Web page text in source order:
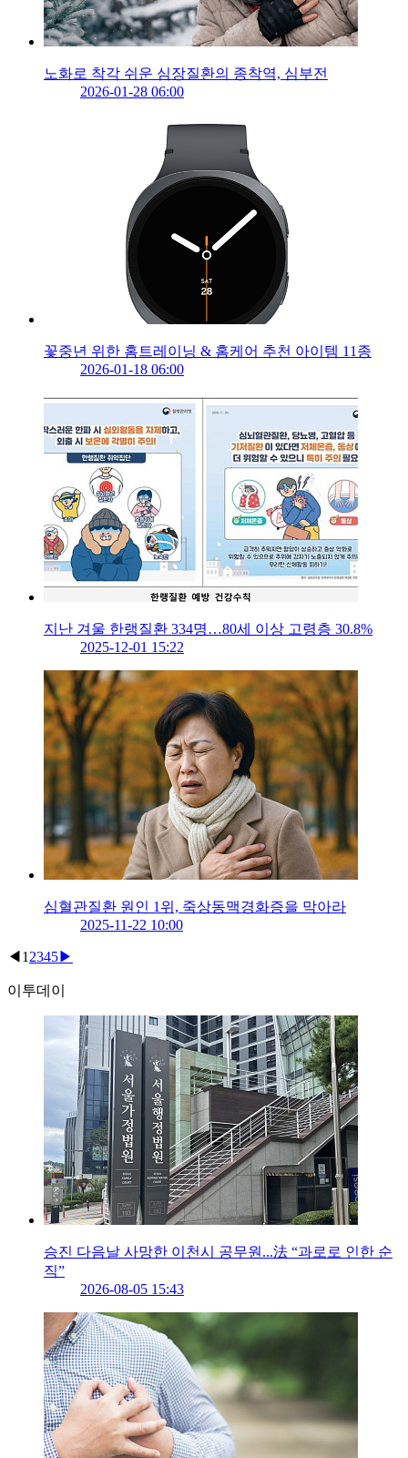
노화로 착각 쉬운 심장질환의 종착역, 심부전
2026-01-28 06:00
꽃중년 위한 홈트레이닝 & 홈케어 추천 아이템 11종
2026-01-18 06:00
지난 겨울 한랭질환 334명…80세 이상 고령층 30.8%
2025-12-01 15:22
심혈관질환 원인 1위, 죽상동맥경화증을 막아라
2025-11-22 10:00
◀ 1 2345▶
이투데이
승진 다음날 사망한 이천시 공무원...法 “과로로 인한 순
직”
2026-08-05 15:43